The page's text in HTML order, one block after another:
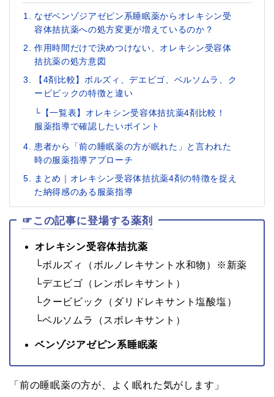
なぜベンゾジアゼピン系睡眠薬からオレキシン受
容体拮抗薬への処方変更が増えているのか？
作用時間だけで決めつけない、オレキシン受容体
拮抗薬の処方意図
【4剤比較】ボルズィ、デエビゴ、ベルソムラ、ク
ービビックの特徴と違い
└【一覧表】オレキシン受容体拮抗薬4剤比較！
服薬指導で確認したいポイント
患者から「前の睡眠薬の方が眠れた」と言われた
時の服薬指導アプローチ
まとめ｜オレキシン受容体拮抗薬4剤の特徴を捉え
た納得感のある服薬指導
☞この記事に登場する薬剤
オレキシン受容体拮抗薬
└ボルズィ（ボルノレキサント水和物）※新薬
└デエビゴ（レンボレキサント）
└クービビック（ダリドレキサント塩酸塩）
└ベルソムラ（スボレキサント）
ベンゾジアゼピン系睡眠薬
「前の睡眠薬の方が、よく眠れた気がします」